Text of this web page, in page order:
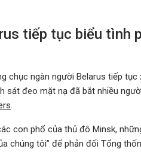
tiếp tục biểu tình
chục ngàn người Belarus tiếp
sát đeo mặt nạ đã bắt nhiều
.
con phố của thủ đô Minsk,
chúng tôi” để phản đối Tổng